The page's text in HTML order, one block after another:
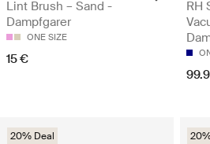
Lint Brush – Sand -
Dampfgarer
ONE SIZE
15 €
RH
20% Deal